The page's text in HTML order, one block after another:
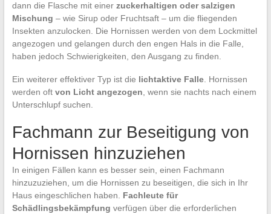
dann die Flasche mit einer zuckerhaltigen oder salzigen
Mischung – wie Sirup oder Fruchtsaft – um die fliegenden
Insekten anzulocken. Die Hornissen werden von dem Lockmittel
angezogen und gelangen durch den engen Hals in die Falle,
haben jedoch Schwierigkeiten, den Ausgang zu finden.
Ein weiterer effektiver Typ ist die lichtaktive Falle. Hornissen
werden oft von Licht angezogen, wenn sie nachts nach einem
Unterschlupf suchen.
Fachmann zur Beseitigung von
Hornissen hinzuziehen
In einigen Fällen kann es besser sein, einen Fachmann
hinzuzuziehen, um die Hornissen zu beseitigen, die sich in Ihr
Haus eingeschlichen haben. Fachleute für
Schädlingsbekämpfung verfügen über die erforderlichen